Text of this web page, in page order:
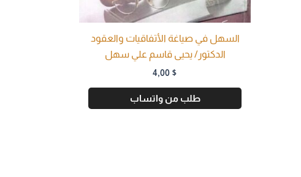
السهل في صياغة الأتفاقيات والعقود
الدكتور/ يحيى قاسم علي سهل
4,00 $
طلب من واتساب